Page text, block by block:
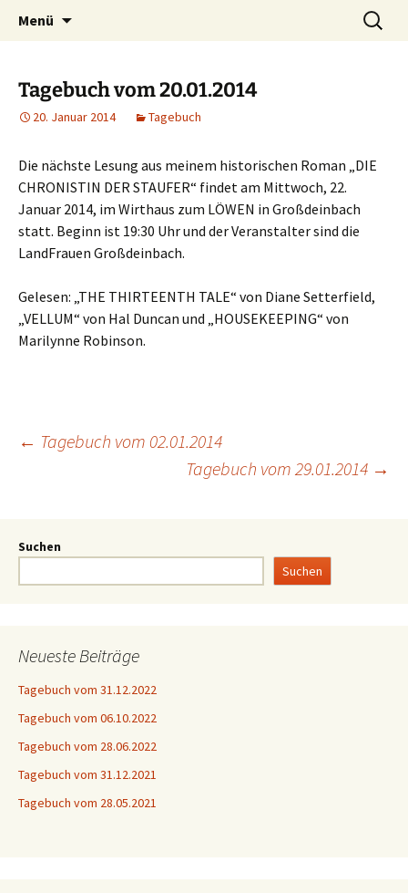
Timo Bader
Willkommen im Reich der Geschichten
Menü
Tagebuch vom 20.01.2014
20. Januar 2014 Tagebuch
Die nächste Lesung aus meinem historischen Roman „DIE
CHRONISTIN DER STAUFER“ findet am Mittwoch, 22.
Januar 2014, im Wirthaus zum LÖWEN in Großdeinbach
statt. Beginn ist 19:30 Uhr und der Veranstalter sind die
LandFrauen Großdeinbach.
Gelesen: „THE THIRTEENTH TALE“ von Diane Setterfield,
„VELLUM“ von Hal Duncan und „HOUSEKEEPING“ von
Marilynne Robinson.
← Tagebuch vom 02.01.2014
Tagebuch vom 29.01.2014 →
Suchen
Suchen
Neueste Beiträge
Tagebuch vom 31.12.2022
Tagebuch vom 06.10.2022
Tagebuch vom 28.06.2022
Tagebuch vom 31.12.2021
Tagebuch vom 28.05.2021